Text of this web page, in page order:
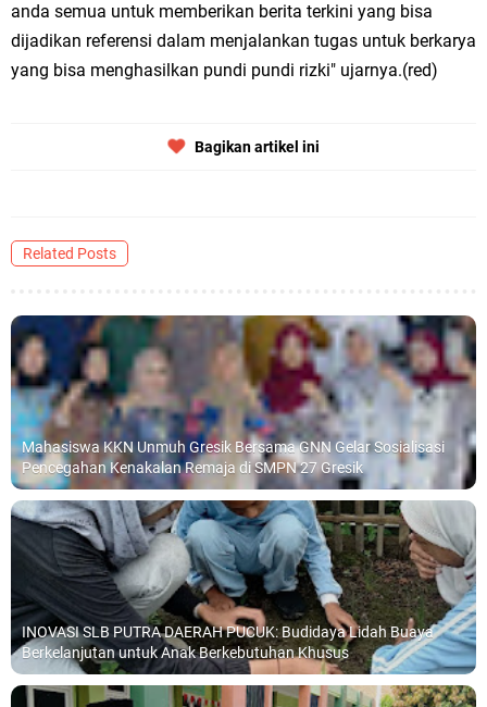
anda semua untuk memberikan berita terkini yang bisa
dijadikan referensi dalam menjalankan tugas untuk berkarya
yang bisa menghasilkan pundi pundi rizki" ujarnya.(red)
Bagikan artikel ini
Related Posts
Mahasiswa KKN Unmuh Gresik Bersama GNN Gelar Sosialisasi
Pencegahan Kenakalan Remaja di SMPN 27 Gresik
INOVASI SLB PUTRA DAERAH PUCUK: Budidaya Lidah Buaya
Berkelanjutan untuk Anak Berkebutuhan Khusus